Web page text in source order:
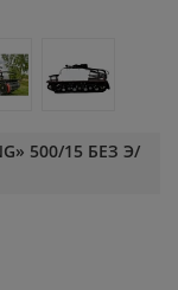
500/15 БЕЗ Э/